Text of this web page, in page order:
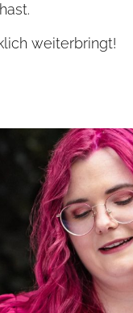
.
weiterbringt!